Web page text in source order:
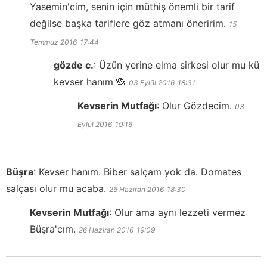
Yasemin'cim, senin için müthiş önemli bir tarif
değilse başka tariflere göz atmanı öneririm. 15
Temmuz 2016 17:44
gözde c.: Üzün yerine elma sirkesi olur mu kü
kevser hanım 🙈 03 Eylül 2016 18:31
Kevserin Mutfağı: Olur Gözdecim. 03
Eylül 2016 19:16
Büşra: Kevser hanım. Biber salçam yok da. Domates
salçası olur mu acaba. 26 Haziran 2016 18:30
Kevserin Mutfağı: Olur ama aynı lezzeti vermez
Büşra'cım. 26 Haziran 2016 19:09